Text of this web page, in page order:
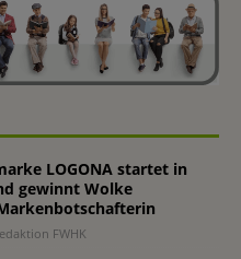
LOGONA startet in
gewinnt Wolke
FWHK